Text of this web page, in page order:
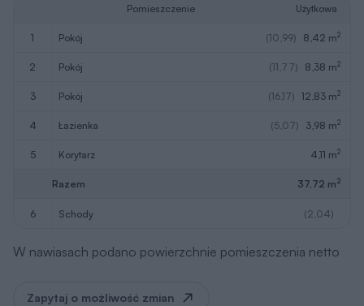
Pomieszczenie Użytkowa
1 pokój (10,99) 8,42 m2
2 pokój (11,77) 8,38 m2
3 pokój (16,17) 12,83 m2
4 łazienka (5,07) 3,98 m2
5 korytarz 4,11 m2
Razem 37,72 m2
6 schody (2,04)
W nawiasach podano powierzchnie pomieszczenia netto
Zapytaj o możliwość zmian